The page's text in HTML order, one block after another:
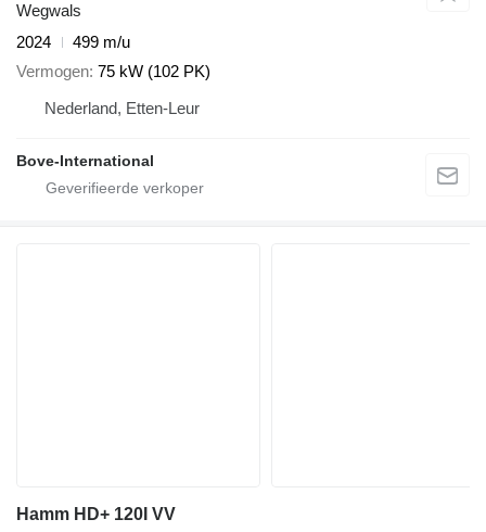
Wegwals
2024
499 m/u
Vermogen 75 kW (102 PK)
Nederland, Etten-Leur
Bove-International
Hamm HD+ 120I VV